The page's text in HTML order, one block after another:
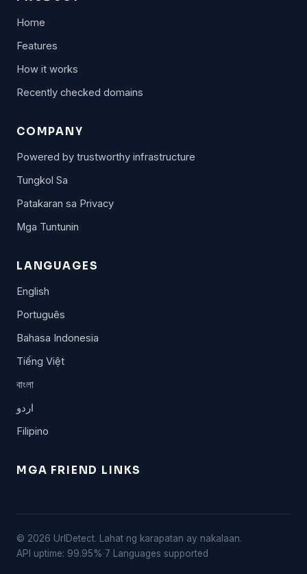
Home
Features
How it works
Recently checked domains
COMPANY
Powered by trustworthy infrastructure
Tungkol Sa
Patakaran sa Privacy
Mga Tuntunin
LANGUAGES
English
Português
Bahasa Indonesia
Tiếng Việt
বাংলা
اردو
Filipino
MGA FRIEND LINKS
© 2026 UrlDetect. Lahat ng karapatan ay nakalaan.
API uptime: 99.95%·7 Languages supported